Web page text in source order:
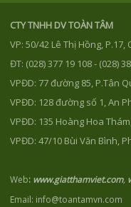
CTY TNHH DV TOÀN TÂM
VP: 50/42 Lê Thị Hồng, P.17,
ĐT: (028) 377 19 108 - (028)
VPĐD: 77 đường 85, P.Tân
VPĐD: 128 đường số 1, An
VPĐD: 135 Hoàng Hoa
VPĐD: 47/10 Bùi Văn Bình,
Web: www.giatthamviet.com,
Email: info@toantamvn.com